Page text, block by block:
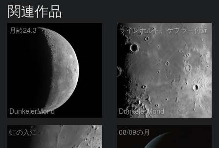
関連作品
月齢24.3
DunkelerMond
ラインホルト、ケプラー付近
DunkelerMond
虹の入江 08/09の月